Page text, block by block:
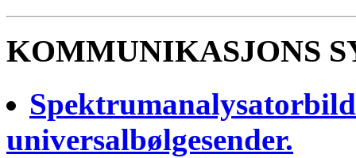
KOMMUNIKASJONS
universalbølgesender.